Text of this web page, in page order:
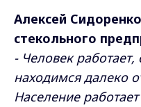
Алексей
стекольного
- Человек
находимся далеко
Население